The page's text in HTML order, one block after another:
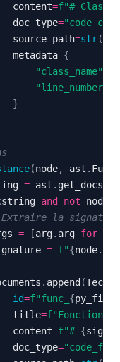
content
=f"# Classe
doc_type
=
source_path
=str(
metadata
={
"class_name"
"line_number"
}
(node, ast .
= ast .
and not node
la signature
= [arg. arg for
= f"{node.
. append (
id=f"func_ {py_file
title
=f"Fonction
content
=f"# {
doc_type
=